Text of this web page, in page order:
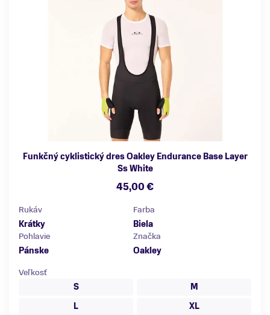
Funkčný cyklistický dres Oakley Endurance Base Layer
Ss White
45,00 €
Rukáv
Krátky
Farba
Biela
Pohlavie
Pánske
Značka
Oakley
Veľkosť
S
M
L
XL